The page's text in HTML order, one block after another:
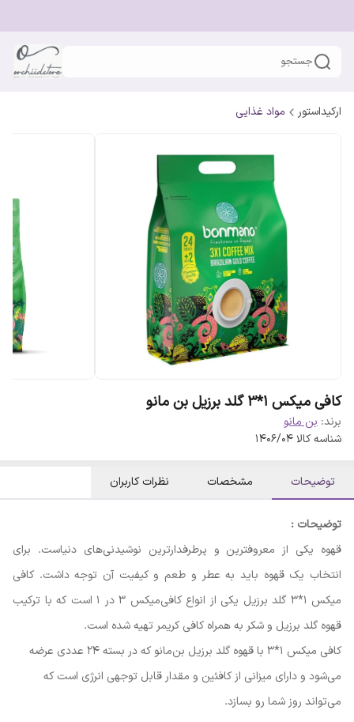
جستجو
ارکیداستور مواد غذایی
کافی میکس 1*3 گلد برزیل بن مانو
برند: بن مانو
شناسه کالا1406/04
توضیحات مشخصات نظرات کاربران
توضیحات :
قهوه یکی از معروفترین و پرطرفدارترین نوشیدنی‌های دنیاست. برای
انتخاب یک قهوه باید به عطر و طعم و کیفیت آن توجه داشت. کافی
میکس 1*3 گلد برزیل یکی از انواع کافی‌میکس 3 در 1 است که با ترکیب
قهوه گلد برزیل و شکر به همراه کافی کریمر تهیه شده است.
کافی میکس 1*3 با قهوه گلد برزیل بن‌مانو که در بسته ۲۴ عددی عرضه
می‌شود و دارای میزانی از کافئین و مقدار قابل توجهی انرژی است که
می‌تواند روز شما رو بسازد.